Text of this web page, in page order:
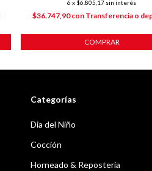
6 x $6.805,17 sin interés
$36.747,90con Transferencia o
COMPRAR
Categorías
Dia del Niño
Cocción
Horneado & Repostería